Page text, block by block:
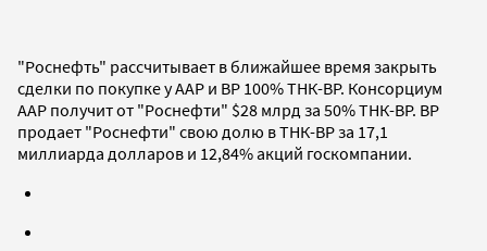
"Роснефть" рассчитывает в ближайшее время закрыть
сделки по покупке у ААР и ВР 100% ТНК-ВР. Консорциум
ААР получит от "Роснефти" $28 млрд за 50% ТНК-ВР. BP
продает "Роснефти" свою долю в ТНК-ВР за 17,1
миллиарда долларов и 12,84% акций госкомпании.